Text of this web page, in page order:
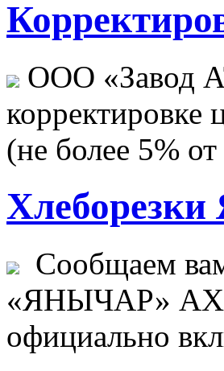
ООО «Завод
корректировке
(не более 5% от
Сообщаем
«ЯНЫЧАР»
официально